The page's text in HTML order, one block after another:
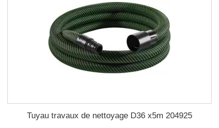
Tuyau travaux de nettoyage D36 x5m 204925